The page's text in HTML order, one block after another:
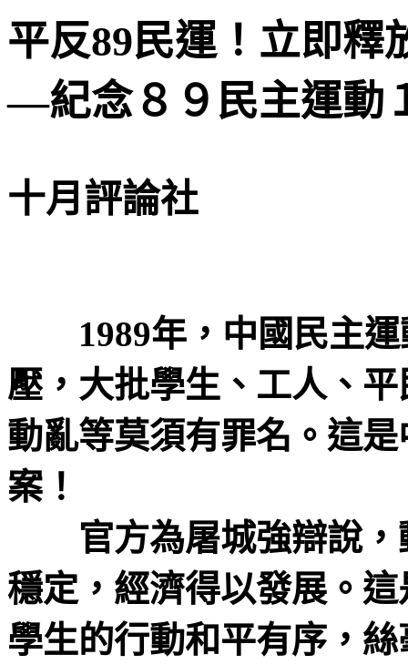
平反89民運！立即釋
—紀念８９民主運動
十月評論社
1989年，中國民主
壓，大批學生、工人、
動亂等莫須有罪名。這
案！
官方為屠城強辯說，
穩定，經濟得以發展。
學生的行動和平有序，